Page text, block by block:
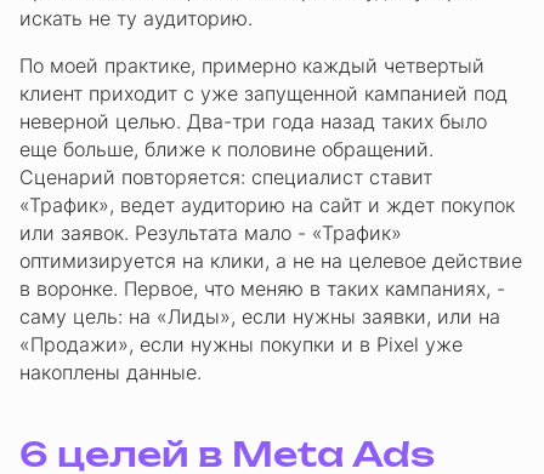
искать не ту аудиторию.
По моей практике, примерно каждый четвертый
клиент приходит с уже запущенной кампанией под
неверной целью. Два-три года назад таких было
еще больше, ближе к половине обращений.
Сценарий повторяется: специалист ставит
«Трафик», ведет аудиторию на сайт и ждет покупок
или заявок. Результата мало - «Трафик»
оптимизируется на клики, а не на целевое действие
в воронке. Первое, что меняю в таких кампаниях, -
саму цель: на «Лиды», если нужны заявки, или на
«Продажи», если нужны покупки и в Pixel уже
накоплены данные.
6 целей в Meta Ads